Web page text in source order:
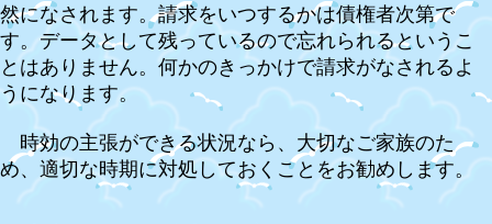
然になされます。請求をいつするかは債権者次第で
す。データとして残っているので忘れられるというこ
とはありません。何かのきっかけで請求がなされるよ
うになります。
時効の主張ができる状況なら、大切なご家族のた
め、適切な時期に対処しておくことをお勧めします。